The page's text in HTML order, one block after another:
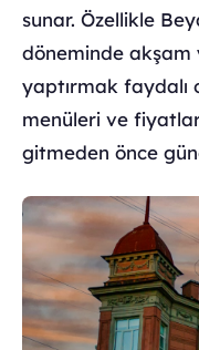
sunar. Özellikle
döneminde akşam
yaptırmak faydalı
menüleri ve
gitmeden önce